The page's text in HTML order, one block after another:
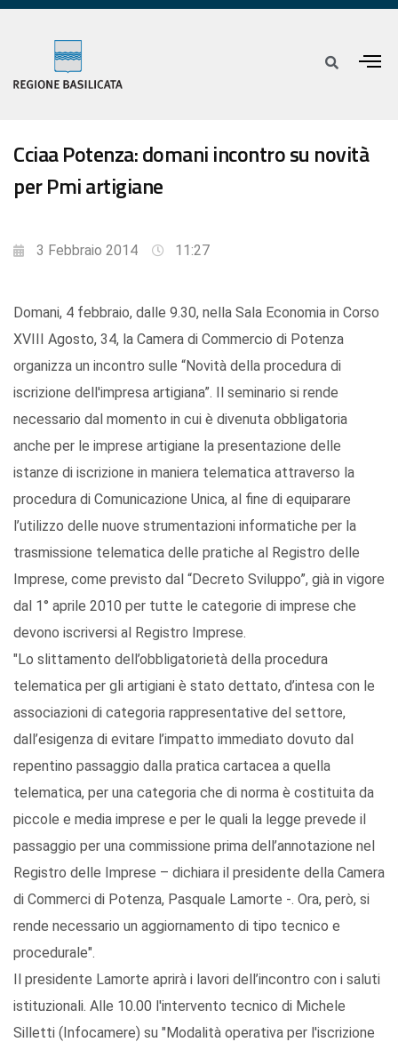
Cciaa Potenza: domani incontro su novità
per Pmi artigiane
3 Febbraio 2014 11:27
Domani, 4 febbraio, dalle 9.30, nella Sala Economia in Corso
XVIII Agosto, 34, la Camera di Commercio di Potenza
organizza un incontro sulle “Novità della procedura di
iscrizione dell'impresa artigiana”. Il seminario si rende
necessario dal momento in cui è divenuta obbligatoria
anche per le imprese artigiane la presentazione delle
istanze di iscrizione in maniera telematica attraverso la
procedura di Comunicazione Unica, al fine di equiparare
l’utilizzo delle nuove strumentazioni informatiche per la
trasmissione telematica delle pratiche al Registro delle
Imprese, come previsto dal “Decreto Sviluppo”, già in vigore
dal 1° aprile 2010 per tutte le categorie di imprese che
devono iscriversi al Registro Imprese.
"Lo slittamento dell’obbligatorietà della procedura
telematica per gli artigiani è stato dettato, d’intesa con le
associazioni di categoria rappresentative del settore,
dall’esigenza di evitare l’impatto immediato dovuto dal
repentino passaggio dalla pratica cartacea a quella
telematica, per una categoria che di norma è costituita da
piccole e media imprese e per le quali la legge prevede il
passaggio per una commissione prima dell’annotazione nel
Registro delle Imprese – dichiara il presidente della Camera
di Commerci di Potenza, Pasquale Lamorte -. Ora, però, si
rende necessario un aggiornamento di tipo tecnico e
procedurale".
Il presidente Lamorte aprirà i lavori dell’incontro con i saluti
istituzionali. Alle 10.00 l'intervento tecnico di Michele
Silletti (Infocamere) su "Modalità operativa per l'iscrizione